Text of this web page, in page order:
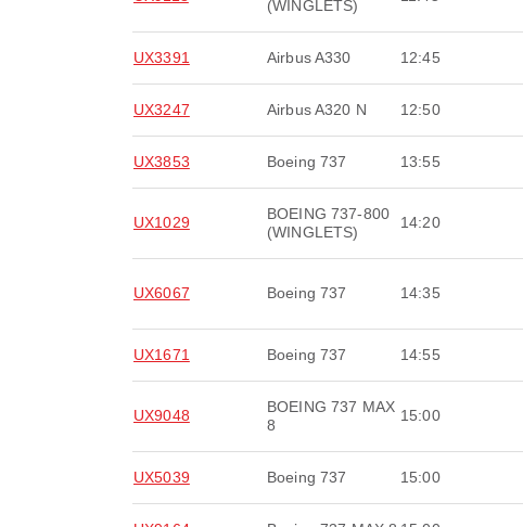
(WINGLETS)
UX3391 Airbus A330 12:45
UX3247 Airbus A320 N 12:50
UX3853 Boeing 737 13:55
UX1029
BOEING 737-800
(WINGLETS)
14:20
UX6067 Boeing 737 14:35
UX1671 Boeing 737 14:55
UX9048
BOEING 737 MAX
8
15:00
UX5039 Boeing 737 15:00